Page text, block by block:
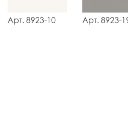
Арт. 8923-10 Арт. 8923-